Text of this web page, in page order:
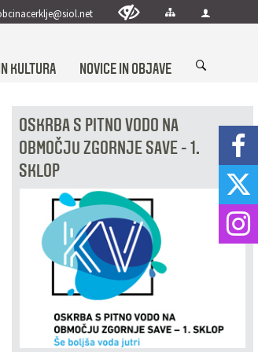
KULTURA NOVICE IN OBJAVE
OSKRBA S PITNO VODO NA
OBMOČJU ZGORNJE SAVE - 1.
SKLOP